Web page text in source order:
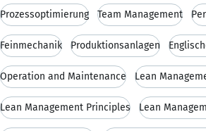
Prozessoptimierung Team Management
Feinmechanik Produktionsanlagen
Operation and Maintenance Lean
Lean Management Principles Lean